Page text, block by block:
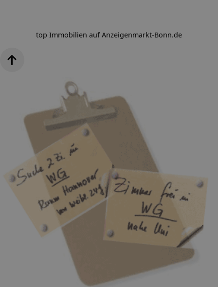
top Immobilien auf Anzeigenmarkt-Bonn.de